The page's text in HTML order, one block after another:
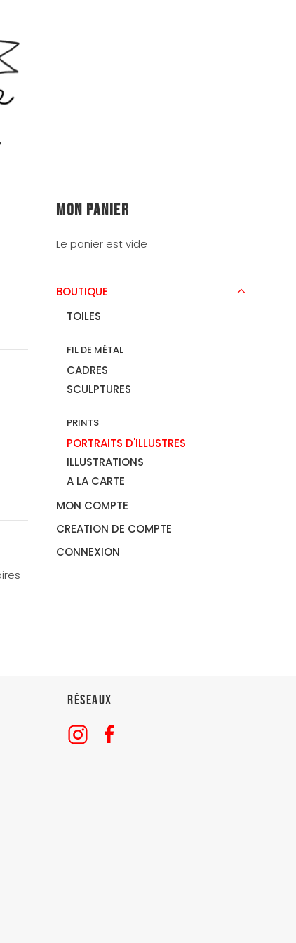
Mon panier
Le panier est vide
BOUTIQUE
TOILES
FIL DE MÉTAL
CADRES
SCULPTURES
PRINTS
PORTRAITS D'ILLUSTRES
ILLUSTRATIONS
A LA CARTE
MON COMPTE
CREATION DE COMPTE
CONNEXION
Réseaux